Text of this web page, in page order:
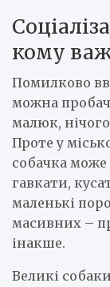
кому
Помилково
можна
малюк,
Проте у
собачка
гавкати,
маленькі
масивних –
інакше.
Великі